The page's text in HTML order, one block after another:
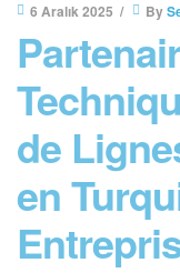
6 Aralık 2025 By
de
en